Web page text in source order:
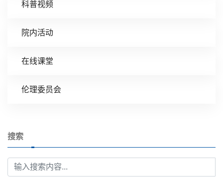
科普视频
院内活动
在线课堂
伦理委员会
搜索